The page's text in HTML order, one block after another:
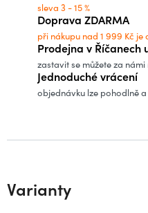
sleva 3 - 15 %
Doprava ZDARMA
při nákupu nad 1 999 Kč
Prodejna v Říčanech
zastavit se můžete za námi
Jednoduché vrácení
objednávku lze pohodlně
Varianty